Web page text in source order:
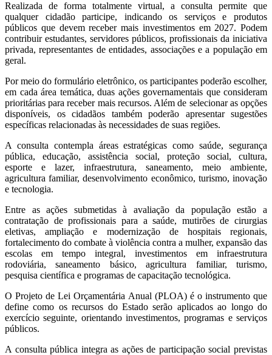
Realizada de forma totalmente virtual, a consulta permite que
qualquer cidadão participe, indicando os serviços e produtos
públicos que devem receber mais investimentos em 2027. Podem
contribuir estudantes, servidores públicos, profissionais da iniciativa
privada, representantes de entidades, associações e a população em
geral.
Por meio do formulário eletrônico, os participantes poderão escolher,
em cada área temática, duas ações governamentais que consideram
prioritárias para receber mais recursos. Além de selecionar as opções
disponíveis, os cidadãos também poderão apresentar sugestões
específicas relacionadas às necessidades de suas regiões.
A consulta contempla áreas estratégicas como saúde, segurança
pública, educação, assistência social, proteção social, cultura,
esporte e lazer, infraestrutura, saneamento, meio ambiente,
agricultura familiar, desenvolvimento econômico, turismo, inovação
e tecnologia.
Entre as ações submetidas à avaliação da população estão a
contratação de profissionais para a saúde, mutirões de cirurgias
eletivas, ampliação e modernização de hospitais regionais,
fortalecimento do combate à violência contra a mulher, expansão das
escolas em tempo integral, investimentos em infraestrutura
rodoviária, saneamento básico, agricultura familiar, turismo,
pesquisa científica e programas de capacitação tecnológica.
O Projeto de Lei Orçamentária Anual (PLOA) é o instrumento que
define como os recursos do Estado serão aplicados ao longo do
exercício seguinte, orientando investimentos, programas e serviços
públicos.
A consulta pública integra as ações de participação social previstas